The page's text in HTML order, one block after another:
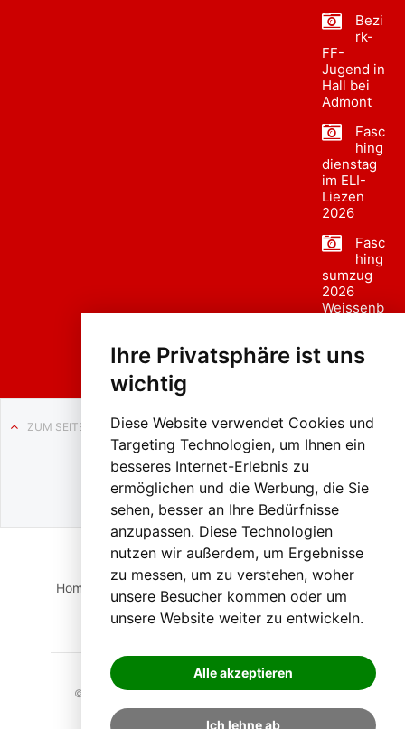
Ihre Privatsphäre ist uns
wichtig
Diese Website verwendet Cookies und
Targeting Technologien, um Ihnen ein
besseres Internet-Erlebnis zu
ermöglichen und die Werbung, die Sie
sehen, besser an Ihre Bedürfnisse
anzupassen. Diese Technologien
nutzen wir außerdem, um Ergebnisse
zu messen, um zu verstehen, woher
unsere Besucher kommen oder um
unsere Website weiter zu entwickeln.
Alle akzeptieren
Ich lehne ab
Bezi
rk-
FF-
Jugend in
Hall bei
Admont
Fasc
hing
dienstag
im ELI-
Liezen
2026
Fasc
hing
sumzug
2026
Weissenb
ZUM SEITENANFANG
Auf BLO24.at werben?
+43 (0)664 2226600
Home Login Impressum
Datenschutz
Kontakt
© 2023 BLO24.at – Bezirk Liezen Online |Cookies